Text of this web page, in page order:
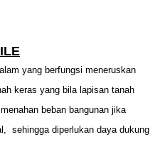
yang berfungsi meneruskan
keras yang bila lapisan tanah
beban bangunan jika
sehingga diperlukan daya dukung